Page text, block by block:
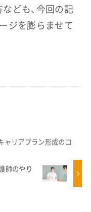
ども、今回の記
ジを膨らませて
ャリアプラン形成のコ
師のやり